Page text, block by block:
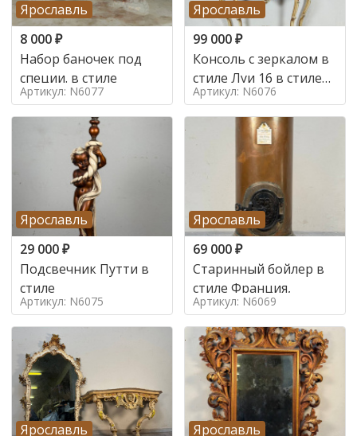
Ярославль
8 000₽
Набор баночек под
специи. в стиле
Артикул: N6077
Ярославль
99 000₽
Консоль с зеркалом в
стиле Луи 16 в стиле
Луи 16, Италия,
Артикул: N6076
Ярославль
29 000₽
Подсвечник Путти в
стиле
Артикул: N6075
Ярославль
69 000₽
Старинный бойлер в
стиле Франция,
Артикул: N6069
Ярославль
Ярославль